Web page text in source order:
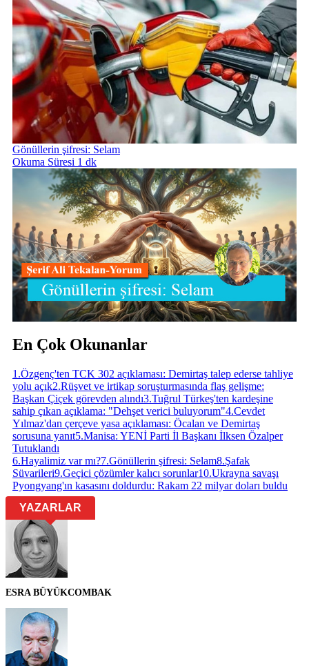
Gönüllerin şifresi: Selam
Okuma Süresi 1 dk
En Çok Okunanlar
1 .Özgenç'ten TCK 302 açıklaması: Demirtaş talep ederse tahliye
yolu açık2.Rüşvet ve irtikap soruşturmasında flaş gelişme:
Başkan Çiçek görevden alındı3.Tuğrul Türkeş'ten kardeşine
sahip çıkan açıklama: "Dehşet verici buluyorum"4.Cevdet
Yılmaz'dan çerçeve yasa açıklaması: Öcalan ve Demirtaş
sorusuna yanıt5.Manisa: YENİ Parti İl Başkanı İlksen Özalper
Tutuklandı
6.Hayalimiz var mı?7.Gönüllerin şifresi: Selam8.Şafak
Süvarileri9.Geçici çözümler kalıcı sorunlar10.Ukrayna savaşı
Pyongyang'ın kasasını doldurdu: Rakam 22 milyar doları buldu
YAZARLAR
ESRA BÜYÜKCOMBAK